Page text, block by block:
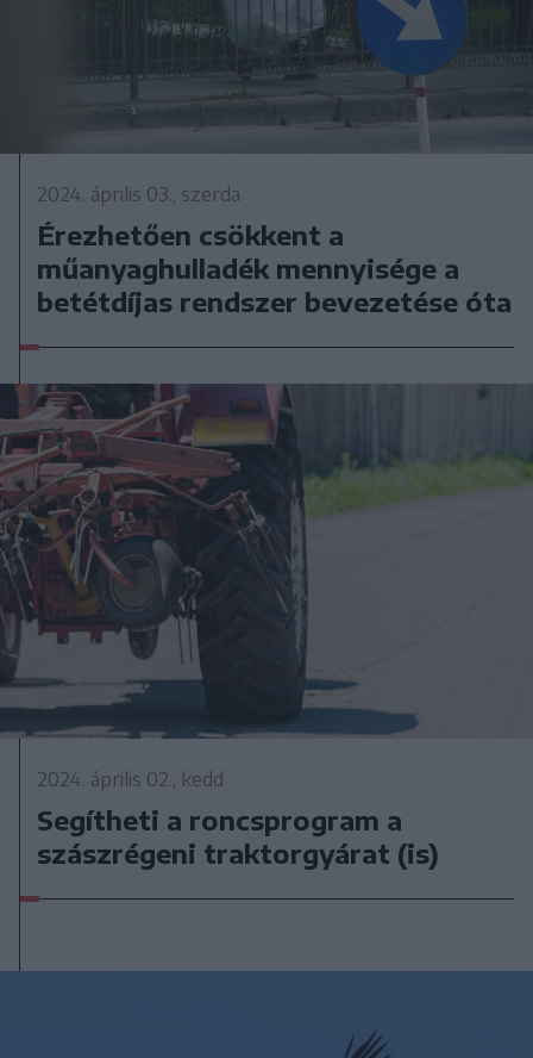
2024. április 03., szerda
Érezhetően csökkent a
műanyaghulladék mennyisége a
betétdíjas rendszer bevezetése óta
2024. április 02., kedd
Segítheti a roncsprogram a
szászrégeni traktorgyárat (is)